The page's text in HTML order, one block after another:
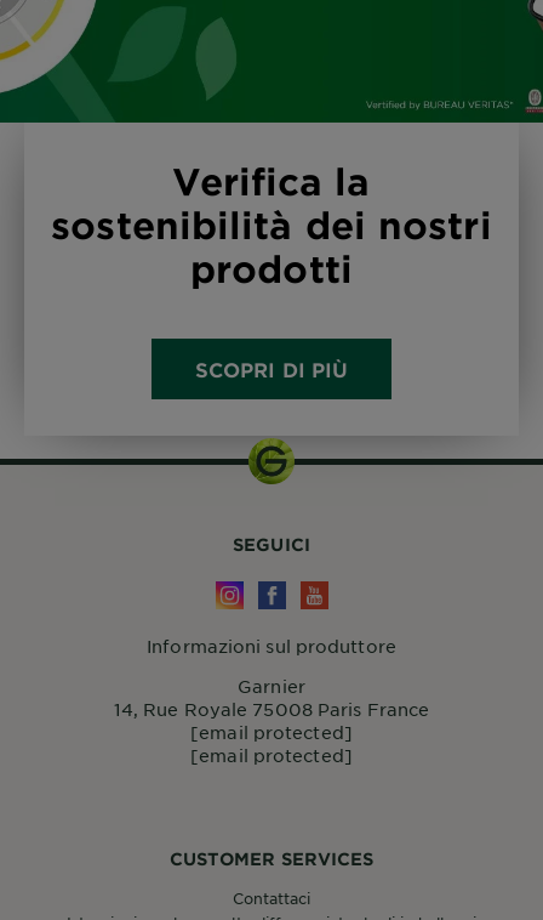
Verifica la
sostenibilità dei nostri
prodotti
SCOPRI DI PIÙ
CUSTOMER SERVICES
Contattaci
SEGUICI
Informazioni sul produttore
Garnier
14, Rue Royale 75008 Paris France
[email protected]
[email protected]